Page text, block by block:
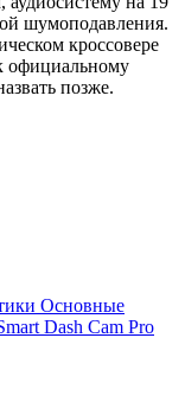
шумоподавления.
кроссовере
официальному
позже.
Основные
Dash Cam Pro